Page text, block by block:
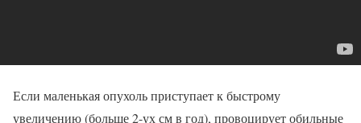
Если маленькая опухоль приступает к быстрому
увеличению (больше 2-ух см в год), провоцирует обильные